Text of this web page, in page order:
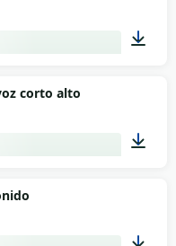
corto alto